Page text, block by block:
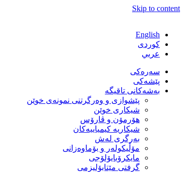
Skip to content
English
كوردی
عربي
سەرەکی
پێشەکی
بەشەكانی تاقیگە
پێشوازی و وەرگرتنی نمونەی خوێن
شیكاری خوێن
هۆرمۆن و ڤارۆس
شیكاریە كیمیاییەكان
بەرگری لەش
مۆڵیكولەر و بۆماوەزانی
مایكرۆبایۆلۆجی
گرفتی مێتابۆلیزمی